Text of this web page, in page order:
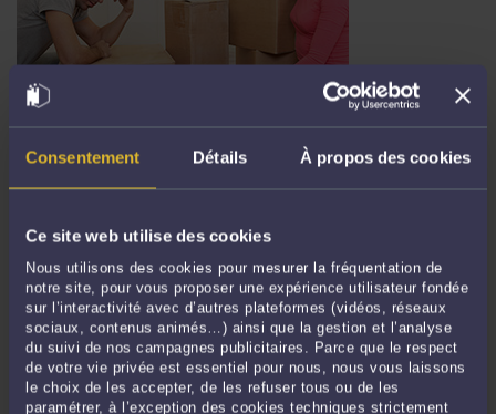
Consentement Détails À propos des cookies
Ce site web utilise des cookies
Nous utilisons des cookies pour mesurer la fréquentation de
notre site, pour vous proposer une expérience utilisateur fondée
sur l’interactivité avec d’autres plateformes (vidéos, réseaux
sociaux, contenus animés…) ainsi que la gestion et l’analyse
du suivi de nos campagnes publicitaires. Parce que le respect
de votre vie privée est essentiel pour nous, nous vous laissons
le choix de les accepter, de les refuser tous ou de les
paramétrer, à l’exception des cookies techniques strictement
UN AVANTAGE MATRIMONIAL EST –IL REVOCABLE DANS LE
CADRE D’UN CONTRAT DE MARIAGE DE PARTICIPATION AUX
ACQUETS ?
ParMurielle-Isabelle CAHENle 02/04/2020
Les quelques notaires pratiquant le régime de la participation aux acquêts
qualifier la clause d’exclusion des biens professionnels d’avantage matrimonial.
Deux époux, mariés sous le ...Lire la suite >